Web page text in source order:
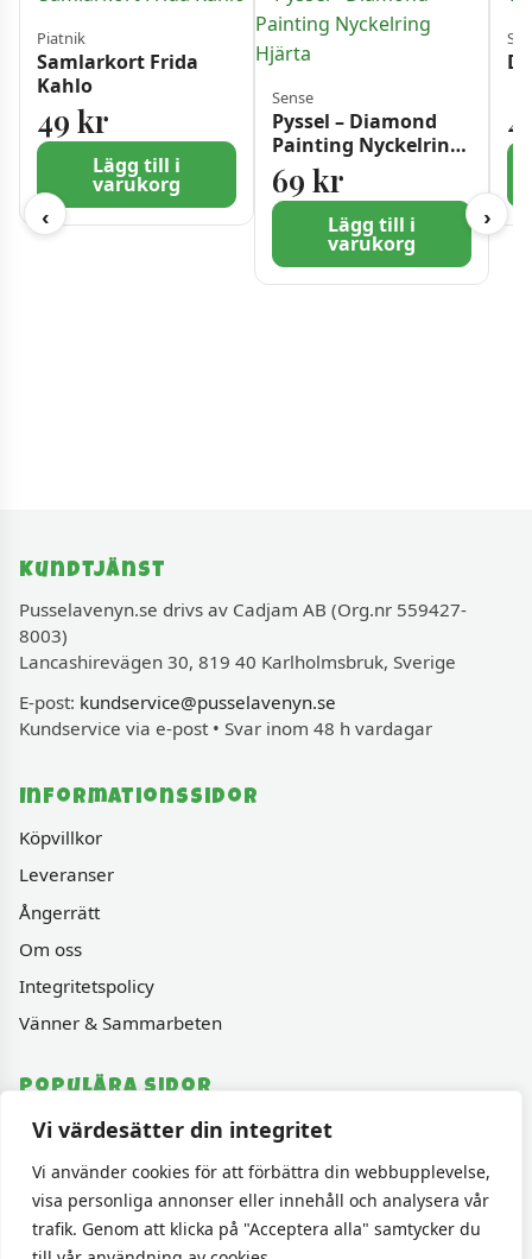
Vi värdesätter din integritet
Vi använder cookies för att förbättra din webbupplevelse,
visa personliga annonser eller innehåll och analysera vår
trafik. Genom att klicka på "Acceptera alla" samtycker du
‹
Piatnik
Samlarkort Frida
Kahlo
49 kr
Lägg till i
varukorg
Sense
Pyssel – Diamond
Painting Nyckelring
Hjärta
69 kr
Lägg till i
varukorg
›
Kundtjänst
Pusselavenyn.se drivs av Cadjam AB (Org.nr 559427-
8003)
Lancashirevägen 30, 819 40 Karlholmsbruk, Sverige
E-post: kundservice@pusselavenyn.se
Kundservice via e-post • Svar inom 48 h vardagar
Informationssidor
Köpvillkor
Leveranser
Ångerrätt
Om oss
Integritetspolicy
Vänner & Sammarbeten
Populära sidor
Varumärken
Fyndhörnan
1000 bitars pussel
Sällskapspel